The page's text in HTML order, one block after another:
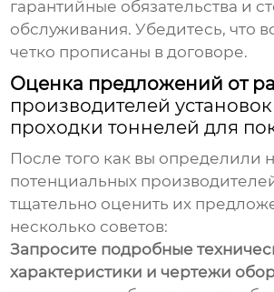
гарантийные обязательства и
обслуживания. Убедитесь, что
четко прописаны в договоре.
Оценка предложений от
производителей
проходки тоннелей для
После того как вы определили
потенциальных
тщательно оценить их
несколько советов:
Запросите подробные
характеристики и чертежи